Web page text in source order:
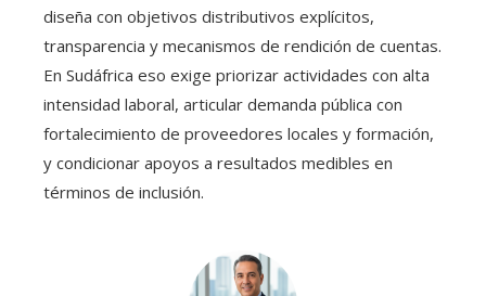
diseña con objetivos distributivos explícitos,
transparencia y mecanismos de rendición de cuentas.
En Sudáfrica eso exige priorizar actividades con alta
intensidad laboral, articular demanda pública con
fortalecimiento de proveedores locales y formación,
y condicionar apoyos a resultados medibles en
términos de inclusión.